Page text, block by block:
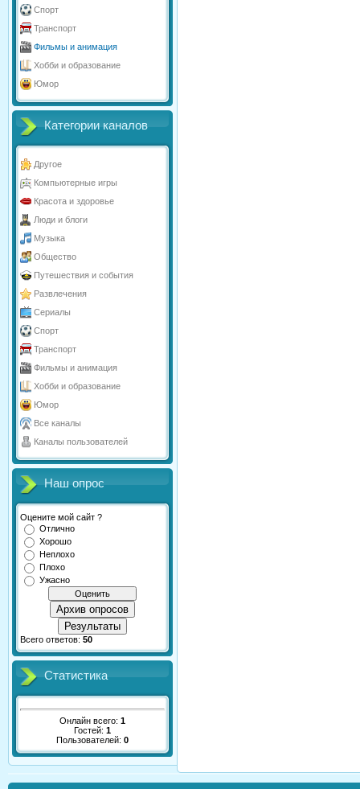
Спорт
Транспорт
Фильмы и анимация
Хобби и образование
Юмор
Категории каналов
Другое
Компьютерные игры
Красота и здоровье
Люди и блоги
Музыка
Общество
Путешествия и события
Развлечения
Сериалы
Спорт
Транспорт
Фильмы и анимация
Хобби и образование
Юмор
Все каналы
Каналы пользователей
Наш опрос
Оцените мой сайт ?
Отлично
Хорошо
Неплохо
Плохо
Ужасно
Архив опросов
Результаты
Всего ответов: 50
Статистика
Онлайн всего: 1
Гостей: 1
Пользователей: 0